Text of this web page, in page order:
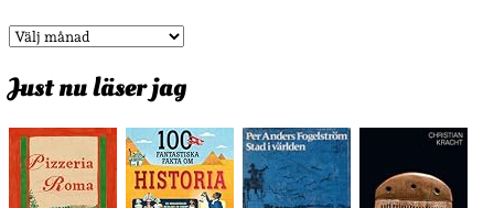
Arkiv
Just nu läser jag